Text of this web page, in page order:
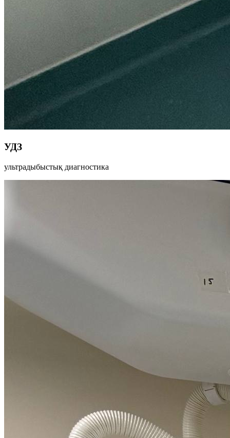
УДЗ
ультрадыбыстық диагностика